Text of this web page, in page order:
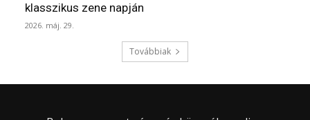
klasszikus zene napján
2026. máj. 29.
Továbbiak